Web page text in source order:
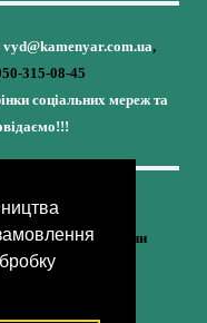
vyd@kamenyar.com.ua,
315-08-45
соціальних мереж та
у спротив,
перемогу України